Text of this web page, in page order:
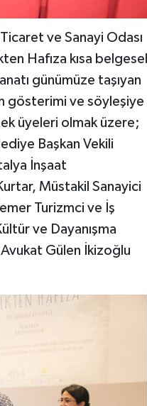
ve Sanayi Odası
Hafıza kısa belgesel
günümüze taşıyan
gösterimi ve söyleşiye
üyeleri olmak üzere;
Başkan Vekili
İnşaat
Müstakil Sanayici
Turizmci ve İş
ve Dayanışma
Avukat Gülen İkizoğlu